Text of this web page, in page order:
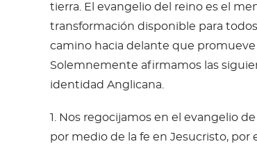
tierra. El evangelio del reino es el
transformación disponible para
camino hacia delante que
Solemnemente afirmamos las
identidad Anglicana.
1. Nos regocijamos en el evangelio
por medio de la fe en Jesucristo, por